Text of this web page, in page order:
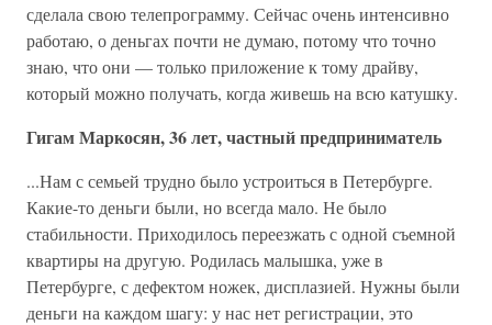
сделала свою телепрограмму. Сейчас очень интенсивно
работаю, о деньгах почти не думаю, потому что точно
знаю, что они — только приложение к тому драйву,
который можно получать, когда живешь на всю катушку.
Гигам Маркосян, 36 лет, частный предприниматель
...Нам с семьей трудно было устроиться в Петербурге.
Какие-то деньги были, но всегда мало. Не было
стабильности. Приходилось переезжать с одной съемной
квартиры на другую. Родилась малышка, уже в
Петербурге, с дефектом ножек, дисплазией. Нужны были
деньги на каждом шагу: у нас нет регистрации, это